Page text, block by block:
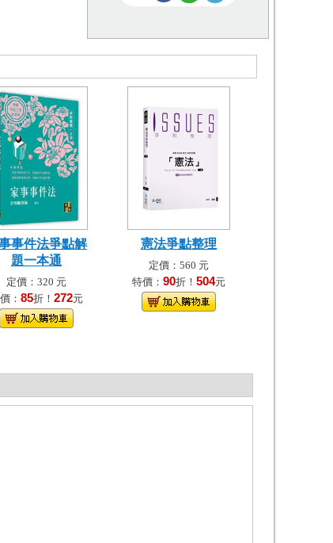
事件法爭點解
題一本通
定價：320 元
： 85折！ 272元
憲法爭點整理
定價：560 元
特價： 90折！ 504元